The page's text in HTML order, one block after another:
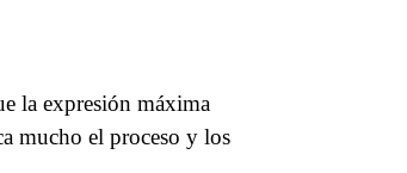
la expresión máxima
mucho el proceso y los